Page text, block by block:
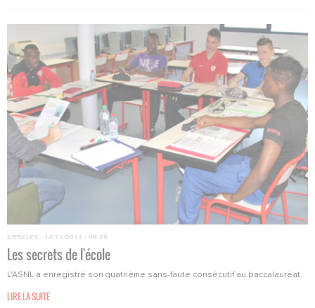
ARTICLES · 14/11/2014 - 09:28
Les secrets de l'école
L'ASNL a enregistré son quatrième sans-faute consécutif au baccalauréat.
LIRE LA SUITE